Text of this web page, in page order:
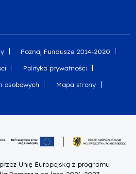
Poznaj Fundusze 2014-2020
Polityka prywatności
osobowych Mapa strony
Unię Europejską z programu